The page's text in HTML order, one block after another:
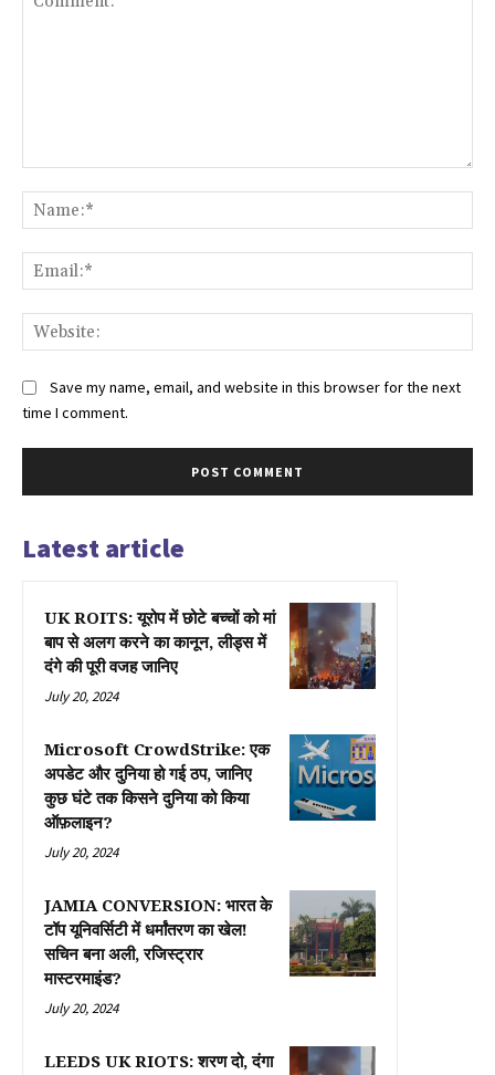
Save my name, email, and website in this browser for the next
time I comment.
Latest article
UK ROITS: यूरोप में छोटे बच्चों को मां
बाप से अलग करने का कानून, लीड्स में
दंगे की पूरी वजह जानिए
July 20, 2024
Microsoft CrowdStrike: एक
अपडेट और दुनिया हो गई ठप, जानिए
कुछ घंटे तक किसने दुनिया को किया
ऑफ़लाइन?
July 20, 2024
JAMIA CONVERSION: भारत के
टॉप यूनिवर्सिटी में धर्मांतरण का खेल!
सचिन बना अली, रजिस्ट्रार
मास्टरमाइंड?
July 20, 2024
LEEDS UK RIOTS: शरण दो, दंगा